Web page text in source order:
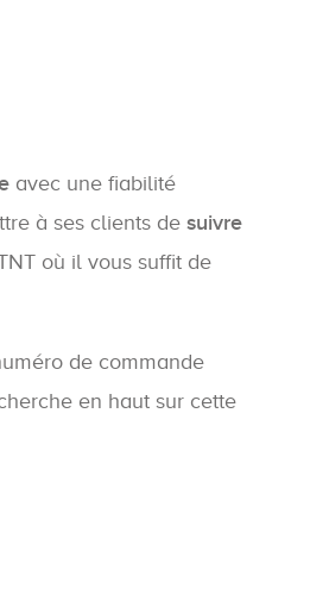
avec une fiabilité
à ses clients de suivre
où il vous suffit de
de commande
en haut sur cette